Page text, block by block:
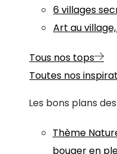
6 villages
Art au
Tous nos tops
Toutes nos
Les bons plans
Thème
bouger en